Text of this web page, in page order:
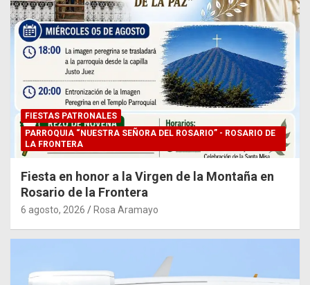
FIESTAS PATRONALES
PARROQUIA “NUESTRA SEÑORA DEL ROSARIO” - ROSARIO DE
LA FRONTERA
Fiesta en honor a la Virgen de la Montaña en
Rosario de la Frontera
6 agosto, 2026 Rosa Aramayo